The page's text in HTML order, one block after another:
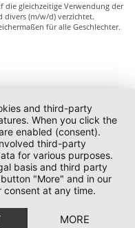
die gleichzeitige Verwendung der
divers (m/w/d) verzichtet.
für alle Geschlechter.
and third-party
When you click the
enabled (consent).
third-party
for various purposes.
basis and third party
"More" and in our
at any time.
MORE